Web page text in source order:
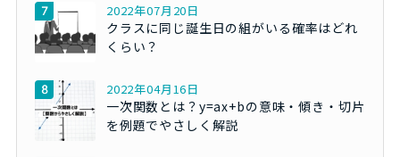
2022年07月20日
クラスに同じ誕生日の組がいる確率はどれ
くらい？
2022年04月16日
一次関数とは？y=ax+bの意味・傾き・切片
を例題でやさしく解説